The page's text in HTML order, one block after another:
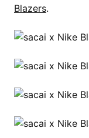
Blazers.